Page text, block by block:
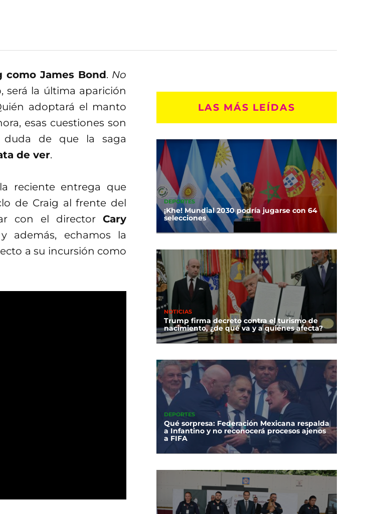
como James Bond. No
será la última aparición
adoptará el manto
esas cuestiones son
duda de que la saga
de ver.
reciente entrega que
de Craig al frente del
con el director Cary
además, echamos la
a su incursión como
LAS MÁS LEÍDAS
DEPORTES
¡Khe! Mundial 2030 podría jugarse con 64
selecciones
NOTICIAS
Trump firma decreto contra el turismo de
nacimiento, ¿de qué va y a quiénes afecta?
DEPORTES
Qué sorpresa: Federación Mexicana respalda
a Infantino y no reconocerá procesos ajenos
a FIFA